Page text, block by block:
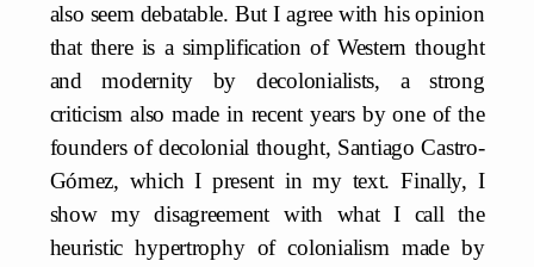
also seem debatable. But I agree with his opinion
that there is a simplification of Western thought
and modernity by decolonialists, a strong
criticism also made in recent years by one of the
founders of decolonial thought, Santiago Castro-
Gómez, which I present in my text. Finally, I
show my disagreement with what I call the
heuristic hypertrophy of colonialism made by